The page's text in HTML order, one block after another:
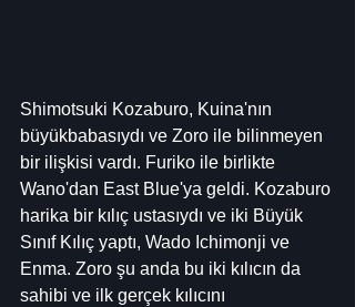
Shimotsuki Kozaburo, Kuina'nın
büyükbabasıydı ve Zoro ile bilinmeyen
bir ilişkisi vardı. Furiko ile birlikte
Wano'dan East Blue'ya geldi. Kozaburo
harika bir kılıç ustasıydı ve iki Büyük
Sınıf Kılıç yaptı, Wado Ichimonji ve
Enma. Zoro şu anda bu iki kılıcın da
sahibi ve ilk gerçek kılıcını